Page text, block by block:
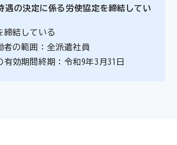
遇の決定に係る労使協定を締結してい
締結している
者の範囲：全派遣社員
有効期間終期：令和9年3月31日